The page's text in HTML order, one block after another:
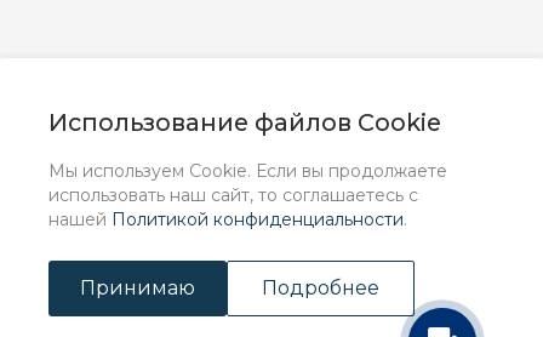
Использование файлов Cookie
Мы используем Cookie. Если вы продолжаете
использовать наш сайт, то соглашаетесь с
нашей Политикой конфиденциальности.
Принимаю Подробнее
информационный характер и ни при каких условиях не
положениями Статьи 437 (2) ГК РФ.